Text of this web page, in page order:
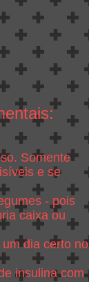
Somente
e se
- pois
caixa ou
dia certo no
insulina com